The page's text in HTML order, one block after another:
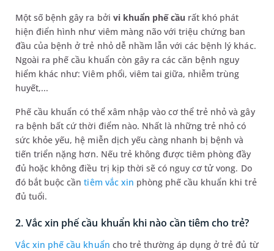
Một số bệnh gây ra bởi vi khuẩn phế cầu rất khó phát
hiện điển hình như viêm màng não với triệu chứng ban
đầu của bệnh ở trẻ nhỏ dễ nhầm lẫn với các bệnh lý khác.
Ngoài ra phế cầu khuẩn còn gây ra các căn bệnh nguy
hiểm khác như: Viêm phổi, viêm tai giữa, nhiễm trùng
huyết,...
Phế cầu khuẩn có thể xâm nhập vào cơ thể trẻ nhỏ và gây
ra bệnh bất cứ thời điểm nào. Nhất là những trẻ nhỏ có
sức khỏe yếu, hệ miễn dịch yếu càng nhanh bị bệnh và
tiến triển nặng hơn. Nếu trẻ không được tiêm phòng đầy
đủ hoặc không điều trị kịp thời sẽ có nguy cơ tử vong. Do
đó bắt buộc cầntiêm vắc xin phòng phế cầu khuẩn khi trẻ
đủ tuổi.
2. Vắc xin phế cầu khuẩn khi nào cần tiêm cho trẻ?
Vắc xin phế cầu khuẩn cho trẻ thường áp dụng ở trẻ đủ từ